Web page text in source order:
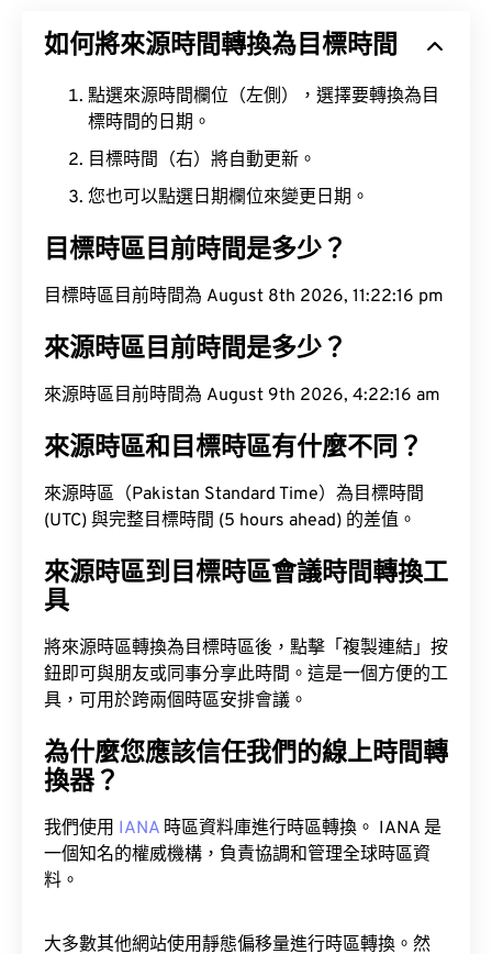
如何將來源時間轉換為目標時間
點選來源時間欄位（左側），選擇要轉換為目
標時間的日期。
目標時間（右）將自動更新。
您也可以點選日期欄位來變更日期。
目標時區目前時間是多少？
目標時區目前時間為 August 8th 2026, 11:22:17 pm
來源時區目前時間是多少？
來源時區目前時間為 August 9th 2026, 4:22:17 am
來源時區和目標時區有什麼不同？
來源時區（Pakistan Standard Time）為目標時間
(UTC) 與完整目標時間 (5 hours ahead) 的差值。
來源時區到目標時區會議時間轉換工
具
將來源時區轉換為目標時區後，點擊「複製連結」按
鈕即可與朋友或同事分享此時間。這是一個方便的工
具，可用於跨兩個時區安排會議。
為什麼您應該信任我們的線上時間轉
換器？
我們使用 IANA 時區資料庫進行時區轉換。 IANA 是
一個知名的權威機構，負責協調和管理全球時區資
料。
大多數其他網站使用靜態偏移量進行時區轉換。然